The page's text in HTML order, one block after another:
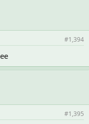
#1,394
#1,395